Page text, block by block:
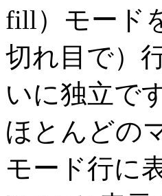
fill）モード
切れ目で）
いに独立で
ほとんどの
モード行に